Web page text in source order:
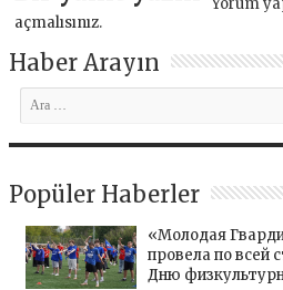
Yorum
açmalısınız.
Haber Arayın
Popüler Haberler
«Молодая
провела по всей
Дню